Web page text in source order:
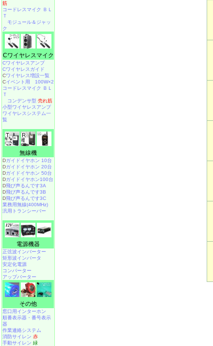
筋
コードレスマイク ＢＬ
Ｔ
モジュール＆ジャッ
ク
Cワイヤレスマイク
Cワイヤレスアンプ
Cワイヤレスガイド
Cワイヤレス増設一覧
Cイベント用 100W×2
コードレスマイク ＢＬ
Ｔ
コンデンサ型 売れ筋
小型ワイヤレスアンプ
ワイヤレスシステム一
覧
無線機
Dガイドイヤホン 10台
Dガイドイヤホン 20台
Dガイドイヤホン 50台
Dガイドイヤホン100台
D飛び声るんです3A
D飛び声るんです3B
D飛び声るんです3C
業務用無線(400MHz)
汎用トランシーバー
電源機器
正弦波インバーター
矩形波インバータ
安定化電源
コンバーター
アップバーター
その他
窓口用インターホン
順番表示器・番号表示
器
作業連絡システム
消防サイレン 赤
手動サイレン 緑